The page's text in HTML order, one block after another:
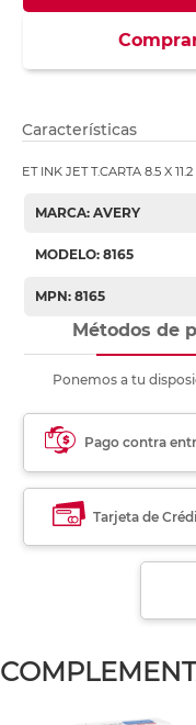
Características
ET INK JET T.CARTA 8.5 X 11.2
MARCA: AVERY
MODELO: 8165
MPN: 8165
Métodos de
Ponemos a tu
Pago contra
Tarjeta de